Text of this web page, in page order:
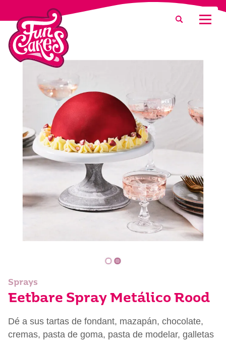
¿Qué estás buscando?
Buscar
Sprays
Eetbare Spray Metálico Rood
Dé a sus tartas de fondant, mazapán, chocolate,
cremas, pasta de goma, pasta de modelar, galletas